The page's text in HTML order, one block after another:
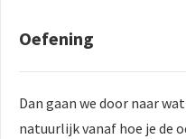
Oefening
Dan gaan we door naar
natuurlijk vanaf hoe je de